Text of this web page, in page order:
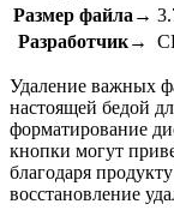
Размер файла→
Разработчик→
Удаление важных
настоящей бедой
форматирование
кнопки могут
благодаря
восстановление